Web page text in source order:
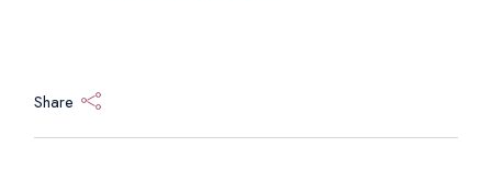
Share